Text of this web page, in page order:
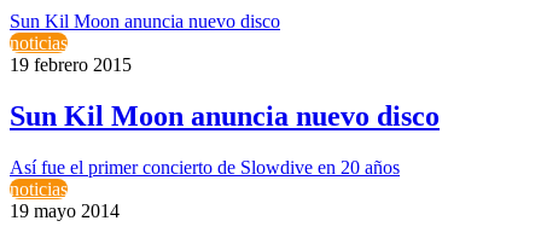
Sun Kil Moon anuncia nuevo disco
noticias
19 febrero 2015
Sun Kil Moon anuncia nuevo disco
Así fue el primer concierto de Slowdive en 20 años
noticias
19 mayo 2014